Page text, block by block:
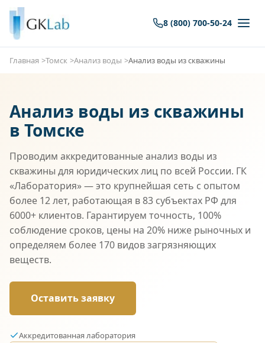
8 (800) 700-50-24
Главная Томск Анализ воды Анализ воды из скважины
Анализ воды из скважины
в Томске
Проводим аккредитованные анализ воды из
скважины для юридических лиц по всей России. ГК
«Лаборатория» — это крупнейшая сеть с опытом
более 12 лет, работающая в 83 субъектах РФ для
6000+ клиентов. Гарантируем точность, 100%
соблюдение сроков, цены на 20% ниже рыночных и
определяем более 170 видов загрязняющих
веществ.
Оставить заявку
Аккредитованная лаборатория